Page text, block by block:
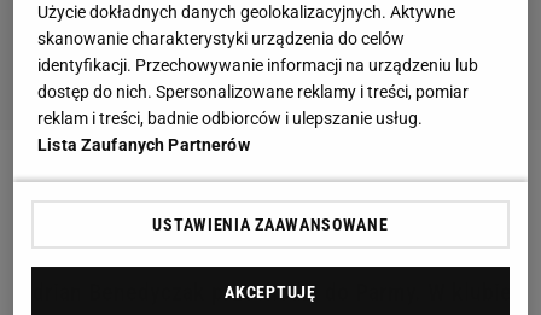
Zobacz wideoDuńczycy też zmienili trenera przed
Euro 2020. Tak to się właśnie robi
Adrian Benedyczak przechodzi do Parmy. W klubie
Użycie dokładnych danych geolokalizacyjnych. Aktywne
skanowanie charakterystyki urządzenia do celów
identyfikacji. Przechowywanie informacji na urządzeniu lub
dostęp do nich. Spersonalizowane reklamy i treści, pomiar
reklam i treści, badnie odbiorców i ulepszanie usług.
Lista Zaufanych Partnerów
USTAWIENIA ZAAWANSOWANE
AKCEPTUJĘ